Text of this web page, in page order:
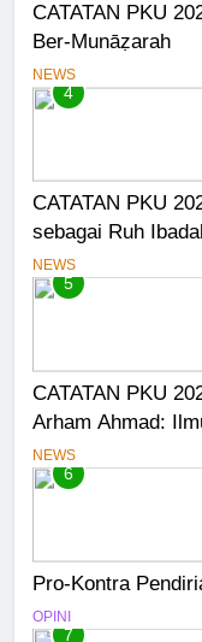
CATATAN PKU
Ber-Munāẓarah
NEWS
4
CATATAN PKU
sebagai Ruh
NEWS
5
CATATAN PKU
Arham Ahmad:
Mengabdi
NEWS
6
Pro-Kontra
OPINI
7